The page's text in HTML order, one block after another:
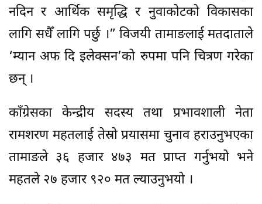
नदिन र आर्थिक समृद्धि र नुवाकोटको विकासका
लागि सधैँ लागि पर्छु ।” विजयी तामाङलाई मतदाताले
‘म्यान अफ दि इलेक्सन’को रुपमा पनि चित्रण गरेका
छन् ।
काँग्रेसका केन्द्रीय सदस्य तथा प्रभावशाली नेता
रामशरण महतलाई तेस्रो प्रयासमा चुनाव हराउनुभएका
तामाङले ३६ हजार ४७३ मत प्राप्त गर्नुभयो भने
महतले २७ हजार ९२० मत ल्याउनुभयो ।